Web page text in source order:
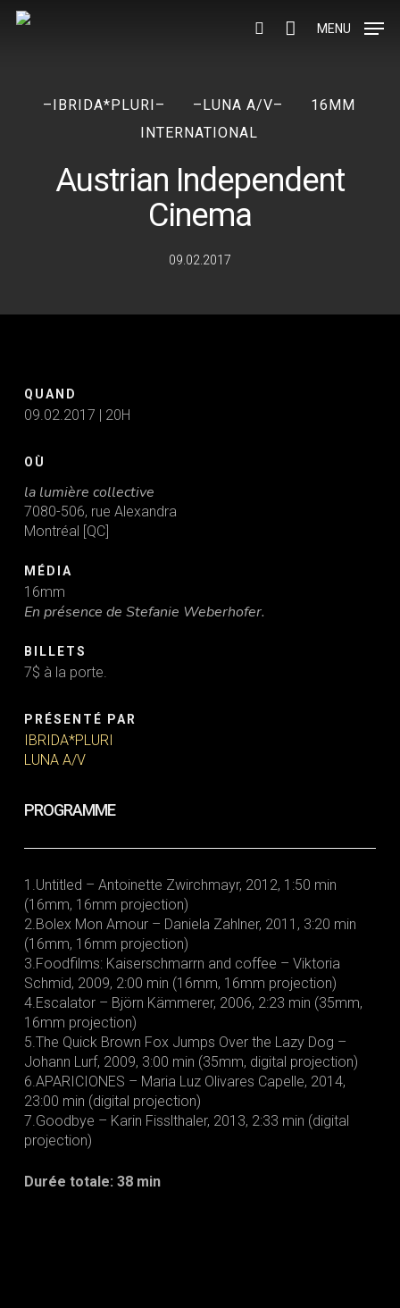
Skip
search
MENU
–IBRIDA*PLURI– –LUNA A/V–
16MM
INTERNATIONAL
Austrian Independent
Cinema
09.02.2017
QUAND
09.02.2017 | 20H
OÙ
la lumière collective
7080-506, rue Alexandra
Montréal [QC]
MÉDIA
16mm
En présence de Stefanie Weberhofer.
BILLETS
7$ à la porte.
PRÉSENTÉ PAR
IBRIDA*PLURI
LUNA A/V
PROGRAMME
1.Untitled – Antoinette Zwirchmayr, 2012, 1:50 min
(16mm, 16mm projection)
2.Bolex Mon Amour – Daniela Zahlner, 2011, 3:20 min
(16mm, 16mm projection)
3.Foodfilms: Kaiserschmarrn and coffee – Viktoria
Schmid, 2009, 2:00 min (16mm, 16mm projection)
4.Escalator – Björn Kämmerer, 2006, 2:23 min (35mm,
16mm projection)
5.The Quick Brown Fox Jumps Over the Lazy Dog –
Johann Lurf, 2009, 3:00 min (35mm, digital projection)
6.APARICIONES – Maria Luz Olivares Capelle, 2014,
23:00 min (digital projection)
7.Goodbye – Karin Fisslthaler, 2013, 2:33 min (digital
projection)
Durée totale: 38 min